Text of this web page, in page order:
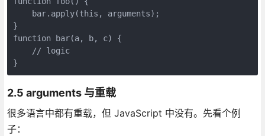
    bar.apply(this, arguments);
}
function bar(a, b, c) {
    // logic
}
2.5 arguments 与重载
很多语言中都有重载，但 JavaScript 中没有。先看个例
子：